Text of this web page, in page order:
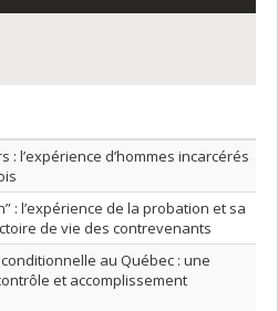
order
: l’expérience d’hommes incarcérés
: l’expérience de la probation et sa
de vie des contrevenants
au Québec : une
et accomplissement